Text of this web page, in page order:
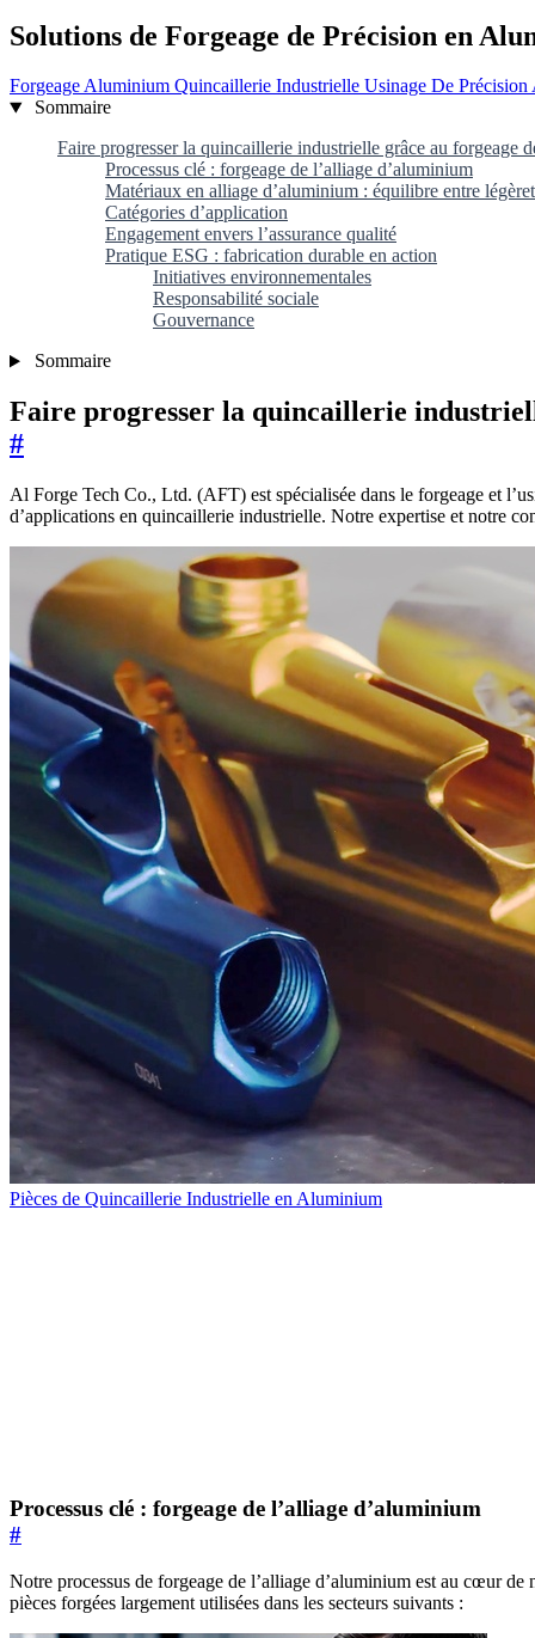
Solutions de Forgeage de Précision en
Forgeage Aluminium Quincaillerie Industrielle Usinage De Précision
Sommaire
Faire progresser la quincaillerie industrielle grâce au forgeage
Processus clé : forgeage de l’alliage d’aluminium
Matériaux en alliage d’aluminium : équilibre entre
Catégories d’application
Engagement envers l’assurance qualité
Pratique ESG : fabrication durable en action
Initiatives environnementales
Responsabilité sociale
Gouvernance
Sommaire
Faire progresser la quincaillerie
#
Al Forge Tech Co., Ltd. (AFT) est spécialisée dans le forgeage et
d’applications en quincaillerie industrielle. Notre expertise et notre
Pièces de Quincaillerie Industrielle en Aluminium
Processus clé : forgeage de l’alliage d’aluminium
#
Notre processus de forgeage de l’alliage d’aluminium est au cœur
pièces forgées largement utilisées dans les secteurs suivants :